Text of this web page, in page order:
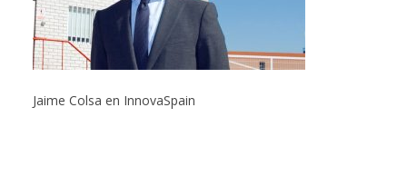
Jaime Colsa en InnovaSpain